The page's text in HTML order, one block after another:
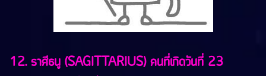
12. ราศีธนู (SAGITTARIUS) คนที่เกิดวันที่ 23